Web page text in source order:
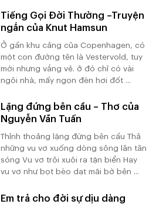
Tiếng Gọi Đời Thường –Truyện
ngắn của Knut Hamsun
Ở gần khu cảng của Copenhagen, có
một con đường tên là Vestervold, tuy
mới nhưng vắng vẻ. ở đó chỉ có vài
ngôi nhà, mấy ngọn đèn hơi đốt ...
Lặng đứng bên cầu – Thơ của
Nguyễn Văn Tuấn
Thỉnh thoảng lặng đứng bên cầu Thả
những vu vơ xuống dòng sông lăn tăn
sóng Vu vơ trôi xuôi ra tận biển Hay
vu vơ như bọt bèo dạt mãi bờ bên ...
Em trả cho đời sự dịu dàng